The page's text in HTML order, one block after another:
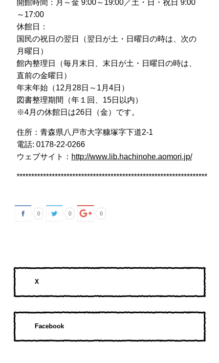
開館時間：月～金 9:00～19:00／土・日・祝日 9:00
～17:00
休館日：
国民の祝日の翌日（翌日が土・日曜日の時は、次の
月曜日）
館内整理日（毎月末日、末日が土・日曜日の時は、
直前の金曜日）
年末年始（12月28日～1月4日）
図書整理期間（年１回、15日以内）
※4月の休館日は26日（金）です。
住所：青森県八戸市大字糠塚字下道2-1
電話: 0178-22-0266
ウェブサイト： http://www.lib.hachinohe.aomori.jp/
*****************************************************************
0 0 0
X
Facebook